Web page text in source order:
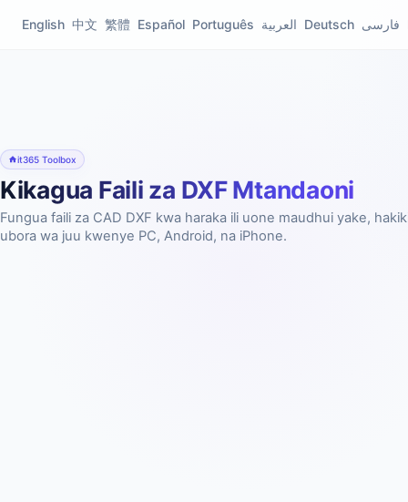
English 中文 繁體 Español Português العربية Deutsch فارسی
it365 Toolbox
Kikagua Faili za DXF Mtandaoni
Fungua faili za CAD DXF kwa haraka ili uone maudhui yake,
ubora wa juu kwenye PC, Android, na iPhone.